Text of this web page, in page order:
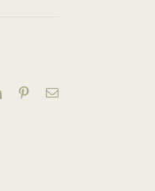
LinkedInPinterest
E-